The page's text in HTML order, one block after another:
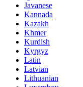
Javanese
Kannada
Kazakh
Khmer
Kurdish
Kyrgyz
Latin
Latvian
Lithuanian